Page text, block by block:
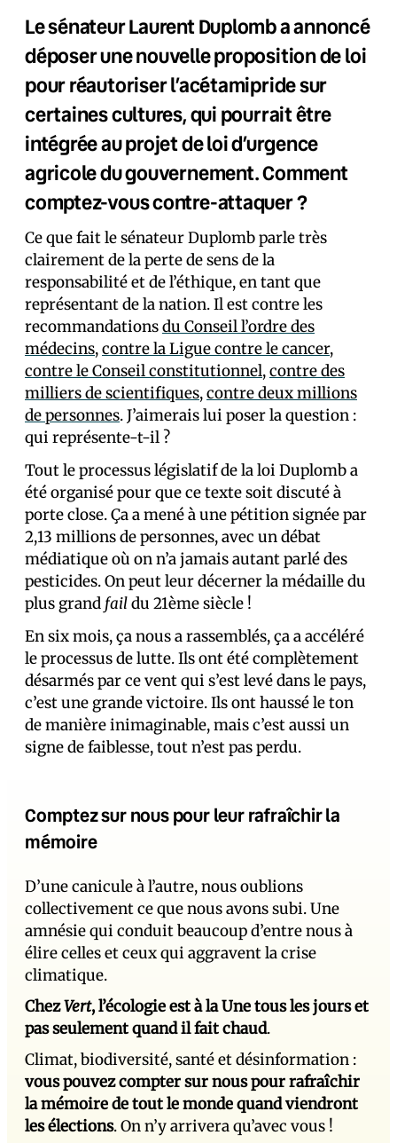
Le sénateur Laurent Duplomb a annoncé
déposer une nouvelle proposition de loi
pour réautoriser l’acétamipride sur
certaines cultures, qui pourrait être
intégrée au projet de loi d’urgence
agricole du gouvernement. Comment
comptez-vous contre-attaquer ?
Ce que fait le sénateur Duplomb parle très
clairement de la perte de sens de la
responsabilité et de l’éthique, en tant que
représentant de la nation. Il est contre les
recommandationsdu Conseil l’ordre des
médecins,contre la Ligue contre le cancer,
contre le Conseil constitutionnel,contre des
milliers de scientifiques,contre deux millions
de personnes. J’aimerais lui poser la question :
qui représente-t-il ?
Tout le processus législatif de la loi Duplomb a
été organisé pour que ce texte soit discuté à
porte close. Ça a mené à une pétition signée par
2,13 millions de personnes, avec un débat
médiatique où on n’a jamais autant parlé des
pesticides. On peut leur décerner la médaille du
plus grand faildu 21ème siècle !
En six mois, ça nous a rassemblés, ça a accéléré
le processus de lutte. Ils ont été complètement
désarmés par ce vent qui s’est levé dans le pays,
c’est une grande victoire. Ils ont haussé le ton
de manière inimaginable, mais c’est aussi un
signe de faiblesse, tout n’est pas perdu.
Comptez sur nous pour leur rafraîchir la
mémoire
D’une canicule à l’autre, nous oublions
collectivement ce que nous avons subi. Une
amnésie qui conduit beaucoup d’entre nous à
élire celles et ceux qui aggravent la crise
climatique.
ChezVert, l’écologie est à la Une tous les jours et
pas seulement quand il fait chaud.
Climat, biodiversité, santé et désinformation :
vous pouvez compter sur nous pour rafraîchir
la mémoire de tout le monde quand viendront
les élections. On n’y arrivera qu’avec vous !